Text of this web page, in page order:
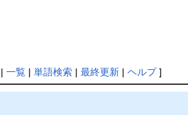
| 一覧| 単語検索| 最終更新| ヘルプ]